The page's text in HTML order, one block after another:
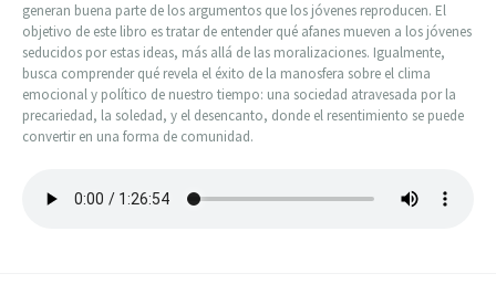
generan buena parte de los argumentos que los jóvenes reproducen. El
objetivo de este libro es tratar de entender qué afanes mueven a los jóvenes
seducidos por estas ideas, más allá de las moralizaciones. Igualmente,
busca comprender qué revela el éxito de la manosfera sobre el clima
emocional y político de nuestro tiempo: una sociedad atravesada por la
precariedad, la soledad, y el desencanto, donde el resentimiento se puede
convertir en una forma de comunidad.